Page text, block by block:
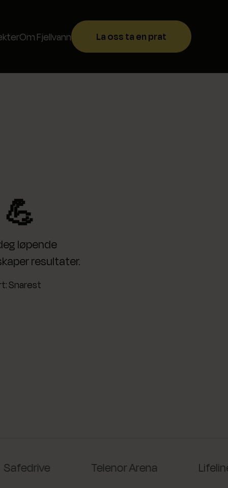
Om Fjellvann La oss ta en prat
løpende
resultater.
Snarest
Telenor Arena Lifeline